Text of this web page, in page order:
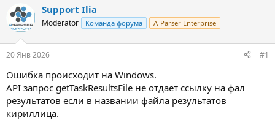
т
о
р
т
е
м
ы
т
н
а
л
а
Support Ilia
Moderator Команда форума A-Parser Enterprise
20 Янв 2026 #1
Ошибка происходит на Windows.
API запрос getTaskResultsFile не отдает ссылку на фал
результатов если в названии файла результатов
кириллица.